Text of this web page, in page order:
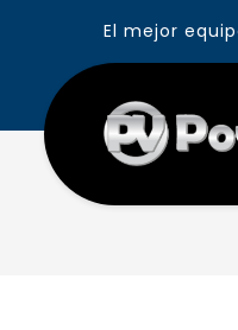
El mejor